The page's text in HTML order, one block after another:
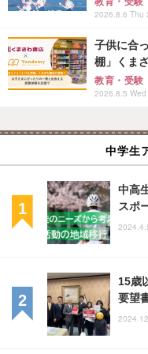
2026.8.6 Thu
子供に合
棚」くま
教育・受験
2026.8.5
中学生
中高
スポ
15歳
要望